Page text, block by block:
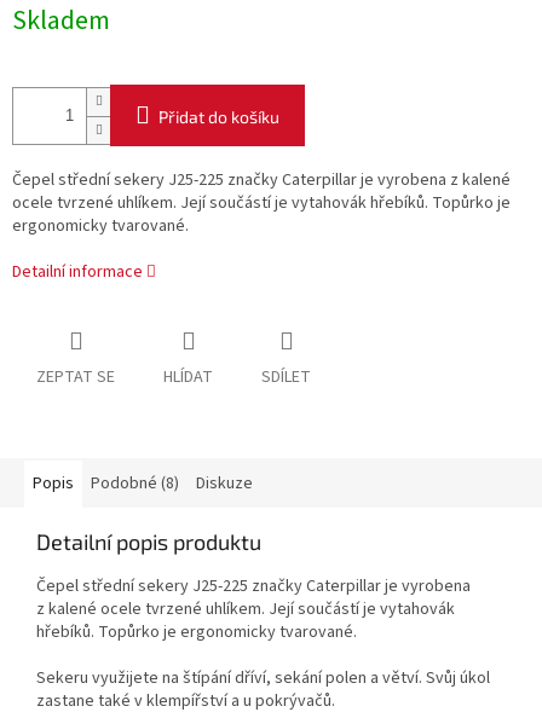
cena:
Skladem
Přidat do košíku
Čepel střední sekery J25-225 značky Caterpillar je vyrobena z kalené
ocele tvrzené uhlíkem. Její součástí je vytahovák hřebíků. Topůrko je
ergonomicky tvarované.
Detailní informace
ZEPTAT SE HLÍDAT SDÍLET
Popis Podobné (8) Diskuze
Detailní popis produktu
Čepel střední sekery J25-225 značky Caterpillar je vyrobena
z kalené ocele tvrzené uhlíkem. Její součástí je vytahovák
hřebíků. Topůrko je ergonomicky tvarované.
Sekeru využijete na štípání dříví, sekání polen a větví. Svůj úkol
zastane také v klempířství a u pokrývačů.